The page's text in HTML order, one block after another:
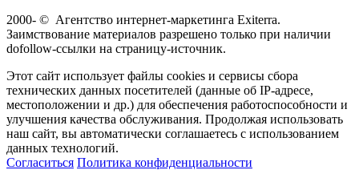
2000- © Агентство интернет-маркетинга Exiterra.
Заимствование материалов разрешено только при наличии
dofollow-ссылки на страницу-источник.
Этот сайт использует файлы cookies и сервисы сбора
технических данных посетителей (данные об IP-адресе,
местоположении и др.) для обеспечения работоспособности и
улучшения качества обслуживания. Продолжая использовать
наш сайт, вы автоматически соглашаетесь с использованием
данных технологий.
Согласиться Политика конфиденциальности